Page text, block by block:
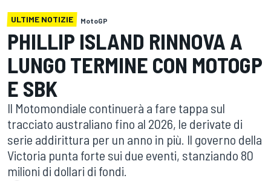
ULTIME NOTIZIE MotoGP
PHILLIP ISLAND RINNOVA A
LUNGO TERMINE CON MOTOGP
E SBK
Il Motomondiale continuerà a fare tappa sul
tracciato australiano fino al 2026, le derivate di
serie addirittura per un anno in più. Il governo della
Victoria punta forte sui due eventi, stanziando 80
milioni di dollari di fondi.